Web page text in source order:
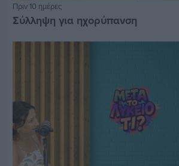
Πριν 10 ημέρες
Σύλληψη για ηχορύπανση